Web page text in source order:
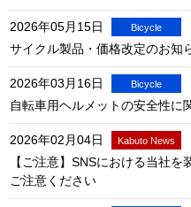
2026年05月15日
サイクル製品・価格改定のお知
2026年03月16日
自転車用ヘルメットの安全性に
2026年02月04日
【ご注意】SNSにおける当社
ご注意ください